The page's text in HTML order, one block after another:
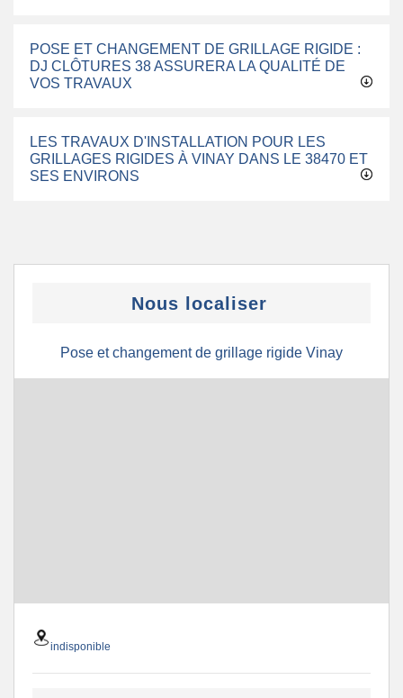
POSE ET CHANGEMENT DE GRILLAGE RIGIDE :
DJ CLÔTURES 38 ASSURERA LA QUALITÉ DE
VOS TRAVAUX
LES TRAVAUX D'INSTALLATION POUR LES
GRILLAGES RIGIDES À VINAY DANS LE 38470 ET
SES ENVIRONS
Nous localiser
Pose et changement de grillage rigide Vinay
indisponible